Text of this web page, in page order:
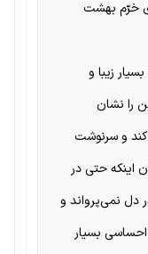
خرّم بهشت
زیبا و
را نشان
و سرنوشت
اینکه حتی در
نمی‌پرواند و
بسیار